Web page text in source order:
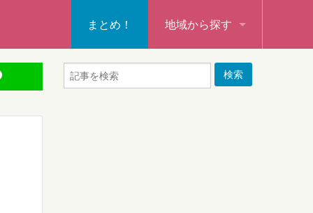
まとめ！ 地域から探す
秩父・飯能・秩父郡